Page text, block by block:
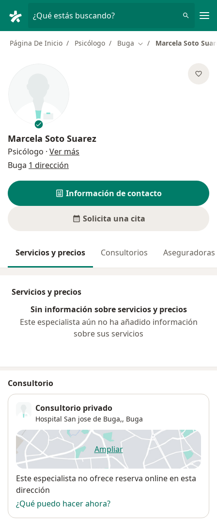
¿Qué estás buscando?
Página De Inicio Psicólogo Buga Cambiar de ciudad
Marcela Soto
Marcela Soto Suarez
Psicólogo · Ver más
Buga 1 dirección
Información de contacto
Solicita una cita
Servicios y precios Consultorios Aseguradoras
Servicios y precios
Sin información sobre servicios y precios
Este especialista aún no ha añadido información
sobre sus servicios
Consultorio
Consultorio privado
Hospital San jose de Buga,, Buga
Ampliarse abre en una nueva
Disponibilidad
Este especialista no ofrece reserva online en esta
dirección
¿Qué puedo hacer ahora?